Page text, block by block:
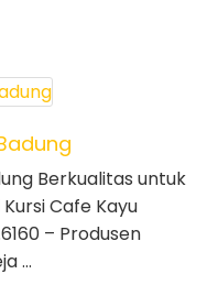
Berkualitas untuk
Cafe Kayu
– Produsen
…